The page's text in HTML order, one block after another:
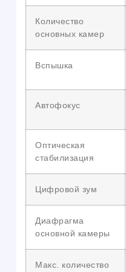
Количество
основных камер
Вспышка
Автофокус
Оптическая
стабилизация
Цифровой зум
Диафрагма
основной камеры
Макс. количество